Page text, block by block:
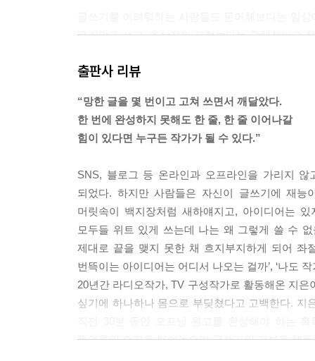
우리말을 쓰고, 추상적인 표현보다는 구체적이고
상상력을 발휘할 수 있는 범위에서 정하는 것이 좋
작품 실패가 불러올 결과에 대한 공포는 24시간
스스로 치유할 기회를 충분히 주자. ? DAY 30 ‘지
--- 본문 중에서
출판사 리뷰
“망한 글을 몇 번이고 고쳐 쓰면서 깨달았다.
한 번에 완성하지 못해도 한 줄, 한 줄 이어나갈
힘이 있다면 누구든 작가가 될 수 있다.”
SNS, 블로그 등 온라인과 오프라인을 가리지
되었다. 하지만 사람들은 자신이 글쓰기에 재
머릿속이 백지장처럼 새하얘지고, 아이디어는
모두들 위트 있게 쓰는데 나는 왜 그렇게 쓸 수
제대로 끝을 맺지 못한 채 흐지부지하게 되어 좌
번뜩이는 아이디어는 어디서 나오는 걸까’, ‘나도
20년간 라디오작가, TV 구성작가로 활동해온 지
싶기에 하나하나 몸으로 부딪쳤다고 고백한다.
두려움의 순간을 털어놓으며 글쓰기의 기본을 체